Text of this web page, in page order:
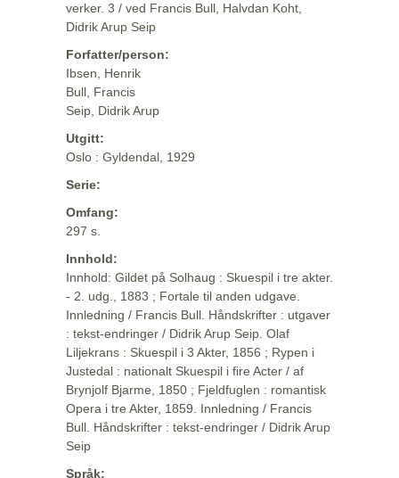
verker. 3 / ved Francis Bull, Halvdan Koht,
Didrik Arup Seip
Forfatter/person:
Ibsen, Henrik
Bull, Francis
Seip, Didrik Arup
Utgitt:
Oslo : Gyldendal, 1929
Serie:
Omfang:
297 s.
Innhold:
Innhold: Gildet på Solhaug : Skuespil i tre akter.
- 2. udg., 1883 ; Fortale til anden udgave.
Innledning / Francis Bull. Håndskrifter : utgaver
: tekst-endringer / Didrik Arup Seip. Olaf
Liljekrans : Skuespil i 3 Akter, 1856 ; Rypen i
Justedal : nationalt Skuespil i fire Acter / af
Brynjolf Bjarme, 1850 ; Fjeldfuglen : romantisk
Opera i tre Akter, 1859. Innledning / Francis
Bull. Håndskrifter : tekst-endringer / Didrik Arup
Seip
Språk: